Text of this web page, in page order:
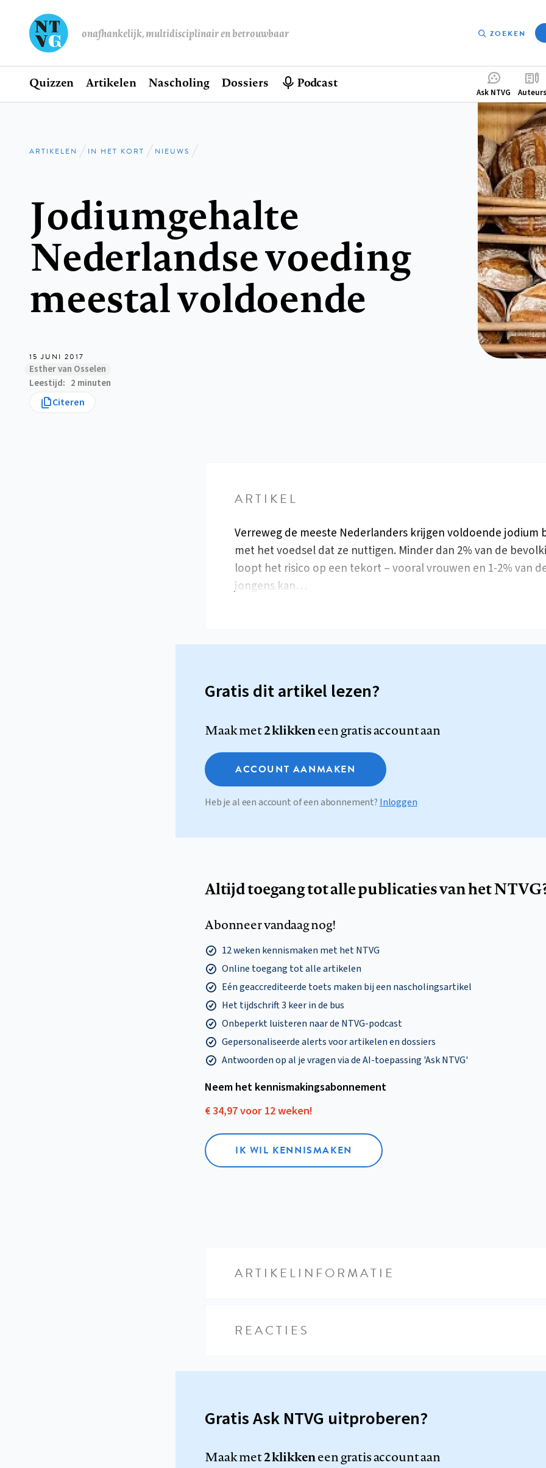
onafhankelijk, multidisciplinair en betrouwbaar ZOEKEN
Hoofdnavigatie
Home
Quizzen Artikelen Nascholing Dossiers Podcast
menu
Ask NTVG Auteurs
Kruimelpad
ARTIKELEN IN HET KORT NIEUWS
Jodiumgehalte
Nederlandse voeding
meestal voldoende
15 JUNI 2017
Esther van Osselen
Leestijd
2 minuten
Citeren
ARTIKEL
Verreweg de meeste Nederlanders krijgen voldoende jodium
met het voedsel dat ze nuttigen. Minder dan 2% van de
loopt het risico op een tekort – vooral vrouwen en 1-2% van
jongens kan…
Gratis dit artikel lezen?
Maak met2 klikkeneen gratis account aan
ACCOUNT AANMAKEN
Heb je al een account of een abonnement? Inloggen
Altijd toegang tot alle publicaties van het
Abonneer vandaag nog!
12 weken kennismaken met het NTVG
Online toegang tot alle artikelen
Eén geaccrediteerde toets maken bij een nascholingsartikel
Het tijdschrift 3 keer in de bus
Onbeperkt luisteren naar de NTVG-podcast
Gepersonaliseerde alerts voor artikelen en dossiers
Antwoorden op al je vragen via de AI-toepassing 'Ask NTVG'
Neem het kennismakings­abonnement
€ 34,97 voor 12 weken!
IK WIL KENNISMAKEN
ARTIKELINFORMATIE
REACTIES
Gratis Ask NTVG uitproberen?
Maak met2 klikkeneen gratis account aan